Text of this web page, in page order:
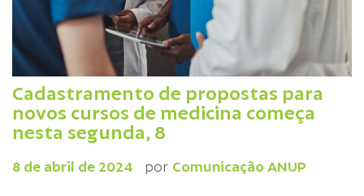
Cadastramento de propostas para
novos cursos de medicina começa
nesta segunda, 8
8 de abril de 2024 por Comunicação ANUP